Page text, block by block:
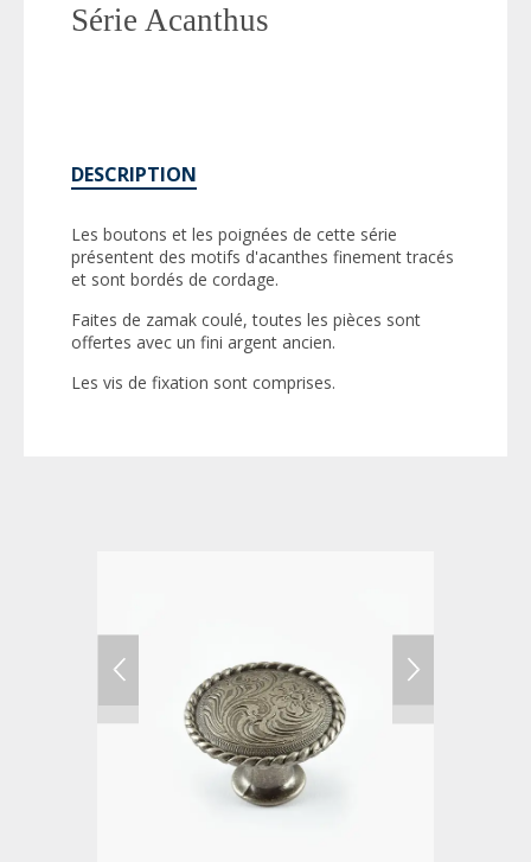
Série Acanthus
DESCRIPTION
Les boutons et les poignées de cette série
présentent des motifs d'acanthes finement tracés
et sont bordés de cordage.
Faites de zamak coulé, toutes les pièces sont
offertes avec un fini argent ancien.
Les vis de fixation sont comprises.